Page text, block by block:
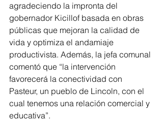
agradeciendo la impronta del
gobernador Kicillof basada en obras
públicas que mejoran la calidad de
vida y optimiza el andamiaje
productivista. Además, la jefa comunal
comentó que “la intervención
favorecerá la conectividad con
Pasteur, un pueblo de Lincoln, con el
cual tenemos una relación comercial y
educativa”.